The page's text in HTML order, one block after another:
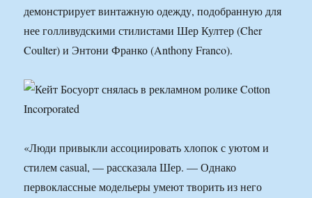
демонстрирует винтажную одежду, подобранную для
нее голливудскими стилистами Шер Култер (Cher
Coulter) и Энтони Франко (Anthony Franco).
«Люди привыкли ассоциировать хлопок с уютом и
стилем casual, — рассказала Шер. — Однако
первоклассные модельеры умеют творить из него